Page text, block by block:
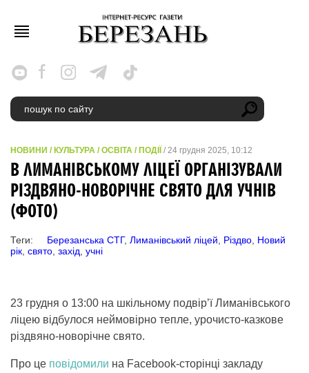
НОВИНИ / КУЛЬТУРА /ОСВІТА / ПОДІЇ / 24 грудня 2025, 10:12
В ЛИМАНІВСЬКОМУ ЛІЦЕЇ ОРГАНІЗУВАЛИ
РІЗДВЯНО-НОВОРІЧНЕ СВЯТО ДЛЯ УЧНІВ
(ФОТО)
Теги: Березанська СТГ, Лиманівський ліцей Різдво Новий
рік свято захід учні
23 грудня о 13:00 на шкільному подвір’ї Лиманівського
ліцею відбулося неймовірно тепле, урочисто-казкове
різдвяно-новорічне свято.
Про це повідомили на Facebook-сторінці закладу